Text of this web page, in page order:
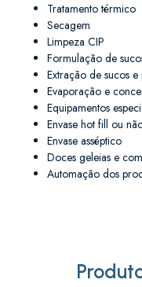
Tratamento térmico
Secagem
Limpeza CIP
Formulação de
Extração de sucos e
Evaporação e
Equipamentos
Envase hot fill ou
Envase asséptico
Doces geleias e
Automação dos